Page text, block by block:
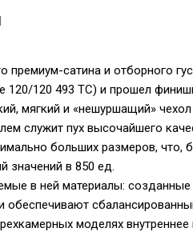
сатина и отборного
120/120 493 ТС) и прошел
мягкий и «нешуршащий»
служит пух высочайшего
больших размеров, что,
значений в 850 ед.
в ней материалы:
моделях